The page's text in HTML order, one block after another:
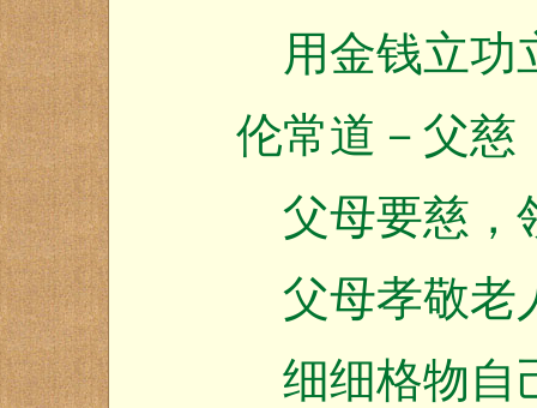
用金钱立功
伦常道－父慈
父母要慈，
父母孝敬老
细细格物自